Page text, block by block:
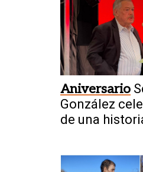
Aniversario
González
de una